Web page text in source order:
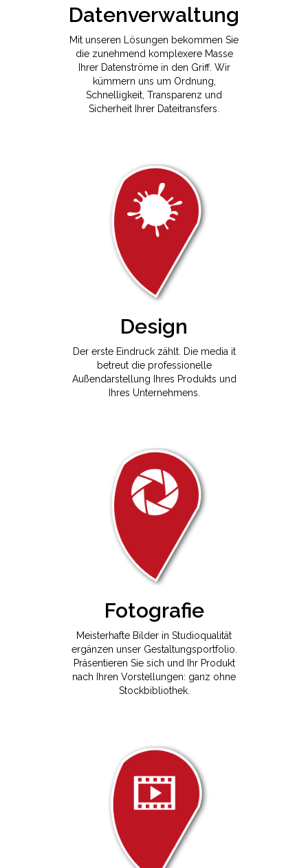
Datenverwaltung
Mit unseren Lösungen bekommen Sie
die zunehmend komplexere Masse
Ihrer Datenströme in den Griff. Wir
kümmern uns um Ordnung,
Schnelligkeit, Transparenz und
Sicherheit Ihrer Dateitransfers.
Design
Der erste Eindruck zählt. Die media it
betreut die professionelle
Außendarstellung Ihres Produkts und
Ihres Unternehmens.
Fotografie
Meisterhafte Bilder in Studioqualität
ergänzen unser Gestaltungsportfolio.
Präsentieren Sie sich und Ihr Produkt
nach Ihren Vorstellungen: ganz ohne
Stockbibliothek.